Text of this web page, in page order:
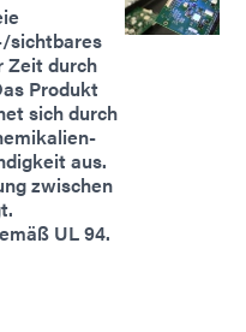
sichtbares
Zeit durch
Produkt
sich durch
aus.
zwischen
UL 94.